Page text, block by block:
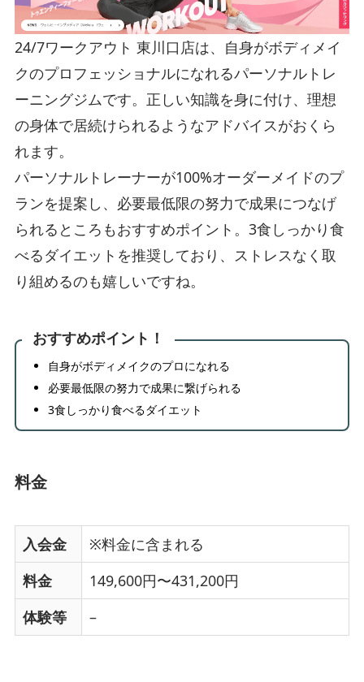
24/7ワークアウト 東川口店は、自身がボディメイ
クのプロフェッショナルになれるパーソナルトレ
ーニングジムです。正しい知識を身に付け、理想
の身体で居続けられるようなアドバイスがおくら
れます。
パーソナルトレーナーが100%オーダーメイドのプ
ランを提案し、必要最低限の努力で成果につなげ
られるところもおすすめポイント。3食しっかり食
べるダイエットを推奨しており、ストレスなく取
り組めるのも嬉しいですね。
おすすめポイント！
自身がボディメイクのプロになれる
必要最低限の努力で成果に繋げられる
3食しっかり食べるダイエット
料金
入会金
※料金に含まれる
料金
149,600円〜431,200円
体験等
–